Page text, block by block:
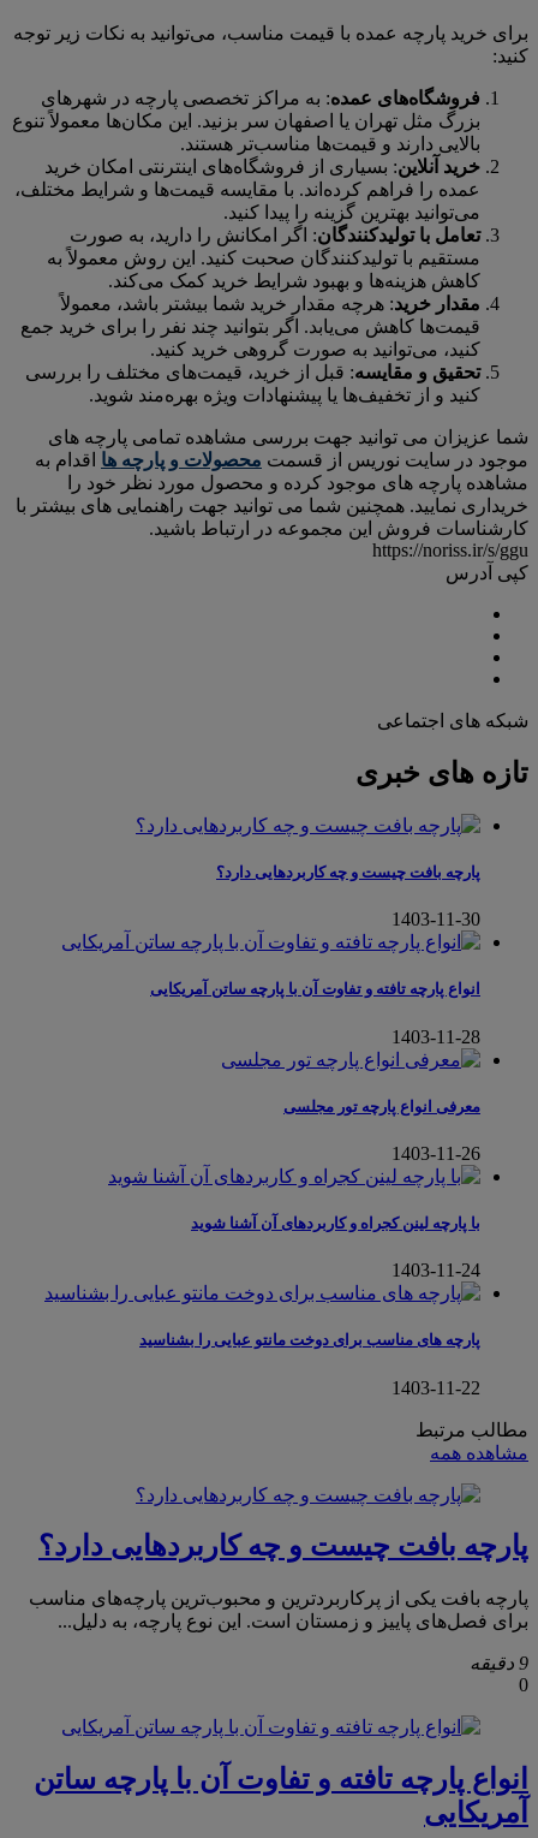
برای خرید پارچه عمده با قیمت مناسب، می‌توانید به نکات زیر توجه
کنید:
فروشگاه‌های عمده: به مراکز تخصصی پارچه در شهرهای
بزرگ مثل تهران یا اصفهان سر بزنید. این مکان‌ها معمولاً تنوع
بالایی دارند و قیمت‌ها مناسب‌تر هستند.
خرید آنلاین: بسیاری از فروشگاه‌های اینترنتی امکان خرید
عمده را فراهم کرده‌اند. با مقایسه قیمت‌ها و شرایط مختلف،
می‌توانید بهترین گزینه را پیدا کنید.
تعامل با تولیدکنندگان: اگر امکانش را دارید، به صورت
مستقیم با تولیدکنندگان صحبت کنید. این روش معمولاً به
کاهش هزینه‌ها و بهبود شرایط خرید کمک می‌کند.
مقدار خرید: هرچه مقدار خرید شما بیشتر باشد، معمولاً
قیمت‌ها کاهش می‌یابد. اگر بتوانید چند نفر را برای خرید جمع
کنید، می‌توانید به صورت گروهی خرید کنید.
تحقیق و مقایسه: قبل از خرید، قیمت‌های مختلف را بررسی
کنید و از تخفیف‌ها یا پیشنهادات ویژه بهره‌مند شوید.
شما عزیزان می توانید جهت بررسی مشاهده تمامی پارچه های
موجود در سایت نوریس از قسمت محصولات و پارچه ها اقدام به
مشاهده پارچه های موجود کرده و محصول مورد نظر خود را
خریداری نمایید. همچنین شما می توانید جهت راهنمایی های بیشتر با
کارشناسات فروش این مجموعه در ارتباط باشید.
https://noriss.ir/s/ggu
کپی آدرس
شبکه های اجتماعی
تازه های خبری
پارچه بافت چیست و چه کاربردهایی دارد؟
1403-11-30
انواع پارچه تافته و تفاوت آن با پارچه ساتن آمریکایی
1403-11-28
معرفی انواع پارچه تور مجلسی
1403-11-26
با پارچه لینن کجراه و کاربردهای آن آشنا شوید
1403-11-24
پارچه های مناسب برای دوخت مانتو عبایی را بشناسید
1403-11-22
مطالب مرتبط
مشاهده همه
پارچه بافت چیست و چه کاربردهایی دارد؟
پارچه بافت یکی از پرکاربردترین و محبوب‌ترین پارچه‌های مناسب
برای فصل‌های پاییز و زمستان است. این نوع پارچه، به دلیل...
9 دقیقه
0
انواع پارچه تافته و تفاوت آن با پارچه ساتن
آمریکایی